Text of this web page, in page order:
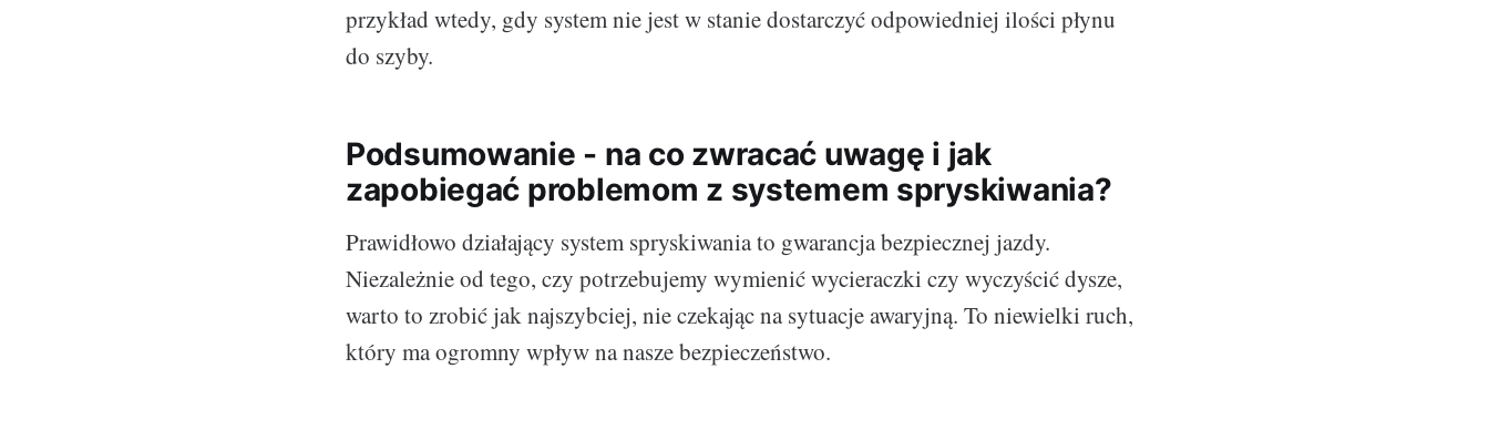
przykład wtedy, gdy system nie jest w stanie dostarczyć odpowiedniej ilości płynu
do szyby.
Podsumowanie - na co zwracać uwagę i jak
zapobiegać problemom z systemem spryskiwania?
Prawidłowo działający system spryskiwania to gwarancja bezpiecznej jazdy.
Niezależnie od tego, czy potrzebujemy wymienić wycieraczki czy wyczyścić dysze,
warto to zrobić jak najszybciej, nie czekając na sytuacje awaryjną. To niewielki ruch,
który ma ogromny wpływ na nasze bezpieczeństwo.